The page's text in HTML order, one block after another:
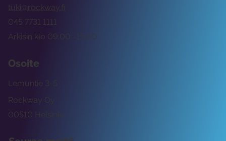
tuki@rockway.fi
Arkisin klo 09:00 -15:00
045 7731 1111
Osoite
Rockway Oy
Lemuntie 3-5
00510 Helsinki